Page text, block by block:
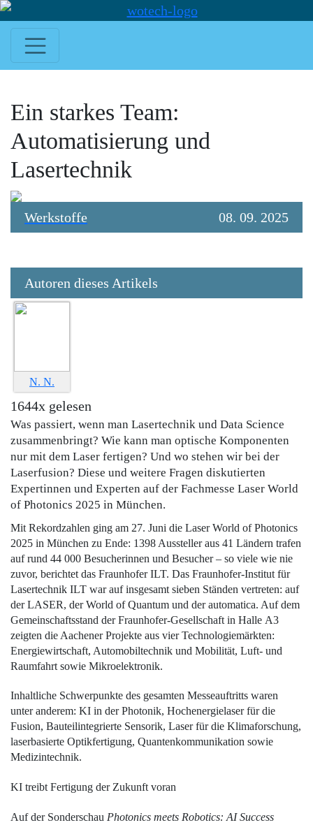
Ein starkes Team:
Automatisierung und
Lasertechnik
Werkstoffe 08. 09. 2025
Autoren dieses Artikels
N. N.
1644x gelesen
Was passiert, wenn man Lasertechnik und Data Science
zusammenbringt? Wie kann man optische Komponenten
nur mit dem Laser fertigen? Und wo stehen wir bei der
Laserfusion? Diese und weitere Fragen diskutierten
Expertinnen und Experten auf der Fachmesse Laser World
of Photonics 2025 in München.
Mit Rekordzahlen ging am 27. Juni die Laser World of Photonics
2025 in München zu Ende: 1398 Aussteller aus 41 Ländern trafen
auf rund 44 000 Besucherinnen und Besucher – so viele wie nie
zuvor, berichtet das Fraunhofer ILT. Das Fraunhofer-Institut für
Lasertechnik ILT war auf insgesamt sieben Ständen vertreten: auf
der LASER, der ­World of Quantum und der automatica. Auf dem
Gemeinschaftsstand der Fraunhofer-Gesellschaft in Halle A3
zeigten die Aachener Projekte aus vier Technologiemärkten:
Energiewirtschaft, Automobiltechnik und Mobilität, Luft- und
Raumfahrt sowie Mikroelektronik.
Inhaltliche Schwerpunkte des gesamten Messeauftritts waren
unter anderem: KI in der Photonik, Hochenergielaser für die
Fusion, Bauteilintegrierte Sensorik, Laser für die Klimaforschung,
laserbasierte Optikfertigung, Quantenkommunikation sowie
Medizintechnik.
KI treibt Fertigung der Zukunft voran
Auf der Sonderschau Photonics meets Robotics: AI Success